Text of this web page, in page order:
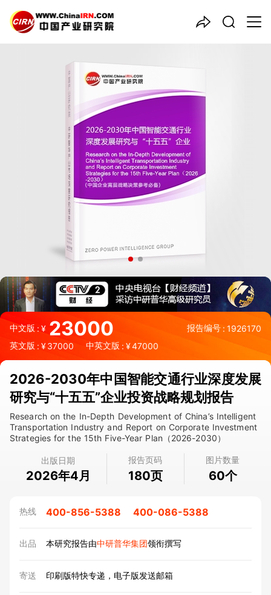
中文版:¥ 23000 报告编号 : 1926170
英文版 : ¥37000 中英文版 : ¥47000
2026-2030年中国智能交通行业深度发展
研究与“十五五”企业投资战略规划报告
Research on the In-Depth Development of China’s Intelligent
Transportation Industry and Report on Corporate Investment
Strategies for the 15th Five-Year Plan（2026-2030）
出版日期
2026年4月
报告页码
180页
图片数量
60个
热线 400-856-5388 400-086-5388
出品 本研究报告由中研普华集团领衔撰写
寄送 印刷版特快专递，电子版发送邮箱
中国产业咨询领导者
2026-2030年中国
行业深度发展研究与“十五
五”企业投资战略规划报告
品质保障，一年免费更新维护
出版日期：2026年4月
《2026-2030年中国智能交通行业深度发展研究与“十五五”企业投
资战略规划报告》由中研普华智能交通行业分析专家领衔撰写，主
要分析了智能交通行业的市场规模、发展现状与投资前景，同时对
智能交通行业的未来发展做出科学的趋势预测和专业的智能交通行
业数据分析，帮助客户评估智能交通行业投资价值。
27年研究经验，深度洞察行业驱动力
多元化、高学历的实战型精英团队